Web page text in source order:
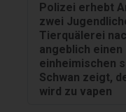
Polizei erhebt
zwei
Tierquälerei
angeblich einen
einheimischen
Schwan zeigt,
wird zu vapen